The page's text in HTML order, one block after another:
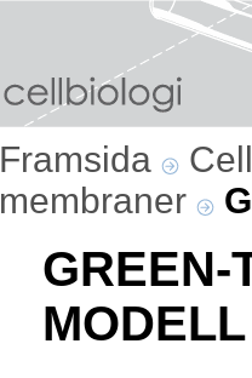
Framsida
membraner
GREEN-